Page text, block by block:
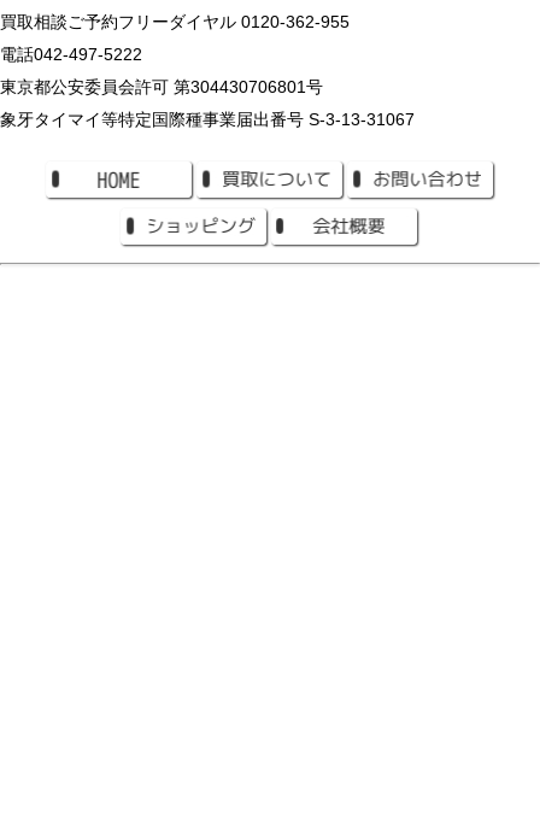
買取相談ご予約フリーダイヤル 0120-362-955
電話042-497-5222
東京都公安委員会許可 第304430706801号
象牙タイマイ等特定国際種事業届出番号 S-3-13-31067